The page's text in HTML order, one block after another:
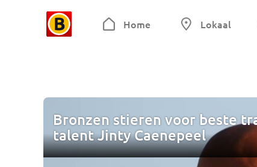
Home Lokaal
Bronzen stieren voor beste
talent Jinty Caenepeel